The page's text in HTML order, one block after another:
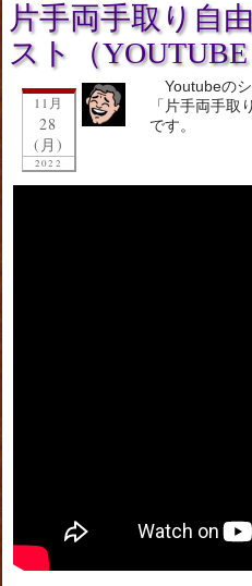
片手両手取り自
スト（
11月
28
(月)
2022
Youtubeの
「片手両手取
です。